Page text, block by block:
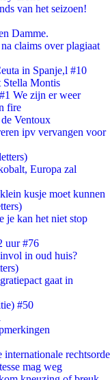
van het seizoen!
Damme.
claims over plagiaat
in Spanje,l #10
Stella Montis
We zijn er weer
fire
Ventoux
ipv vervangen voor
Europa zal
kusje moet kunnen
je kan het niet stop
uur #76
in oud huis?
gaat in
#50
rechtsorde
mag weg